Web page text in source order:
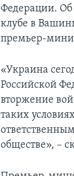
Федерации.
клубе в
премьер-
«Украина
Российской
вторжение
таких
обществе», –